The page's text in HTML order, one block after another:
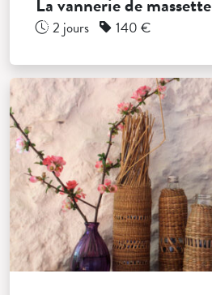
2 jours 140 €